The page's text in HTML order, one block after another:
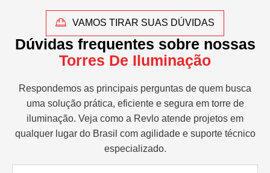
VAMOS TIRAR SUAS DÚVIDAS
Dúvidas frequentes sobre nossas
Torres De Iluminação
Respondemos as principais perguntas de quem busca
uma solução prática, eficiente e segura em torre de
iluminação. Veja como a Revlo atende projetos em
qualquer lugar do Brasil com agilidade e suporte técnico
especializado.